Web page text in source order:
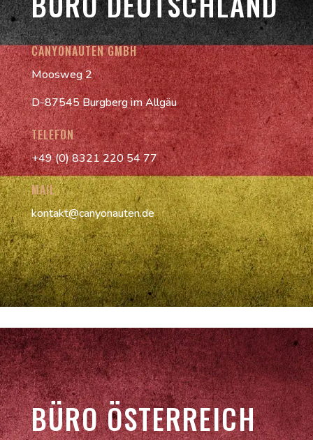
CANYONAUTEN GMBH
Moosweg 2
D-87545 Burgberg im Allgäu
TELEFON
+49 (0) 8321 220 54 77
MAIL
kontakt@canyonauten.de
BÜRO ÖSTERREICH